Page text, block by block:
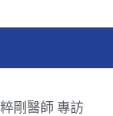
剛醫師 專訪